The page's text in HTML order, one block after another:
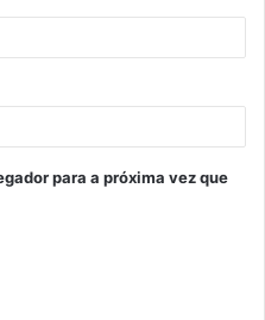
para a próxima vez que